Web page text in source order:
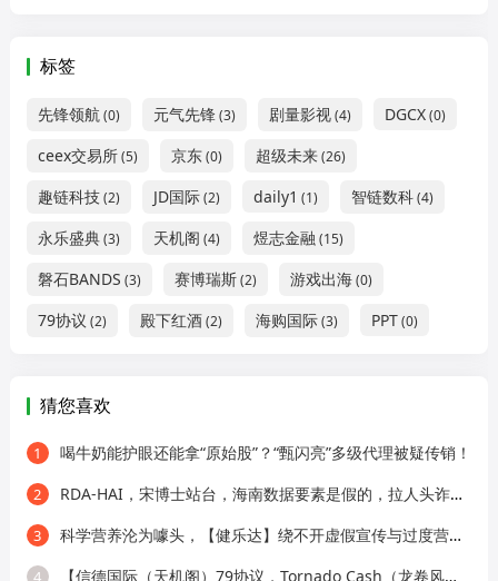
标签
先锋领航(0) 元气先锋(3) 剧量影视(4) DGCX(0)
ceex交易所(5) 京东(0) 超级未来(26)
趣链科技(2) JD国际(2) daily1 (1) 智链数科(4)
永乐盛典(3) 天机阁 (4) 煜志金融 (15)
磐石BANDS (3) 赛博瑞斯(2) 游戏出海(0)
79协议 (2) 殿下红酒(2) 海购国际(3) PPT(0)
猜您喜欢
1 喝牛奶能护眼还能拿“原始股”？“甄闪亮”多级代理被疑传销！
2 RDA-HAI，宋博士站台，海南数据要素是假的，拉人头诈骗是真的
3 科学营养沦为噱头，【健乐达】绕不开虚假宣传与过度营销的质疑！
4 【信德国际（天机阁）79协议，Tornado Cash（龙卷风）】这3个诈骗项目疯狂收割，大量会员血本无归！